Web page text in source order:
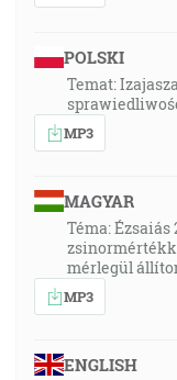
POLSKI
Temat:
MP3
MAGYAR
Téma: Ézsaiás
mérlegül
MP3
ENGLISH